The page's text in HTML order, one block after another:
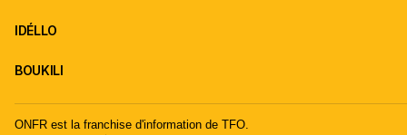
IDÉLLO
BOUKILI
ONFR est la franchise d'information de TFO.